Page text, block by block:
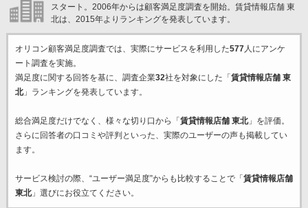
スタート。2006年からは顧客満足度調査を開始。賃貸情報店舗 東
北は、2015年よりランキングを発表しています。
オリコン顧客満足度調査では、実際にサービスを利用した577人にアンケ
ート調査を実施。
満足度に関する回答を基に、調査企業32社を対象にした「 賃貸情報店舗 東
北」ランキングを発表しています。
総合満足度だけでなく、様々な切り口から「 賃貸情報店舗 東北」を評価。
さらに回答者の口コミや評判といった、実際のユーザーの声も掲載してい
ます。
サービス検討の際、“ユーザー満足度”からも比較することで「 賃貸情報店舗
東北」選びにお役立てください。